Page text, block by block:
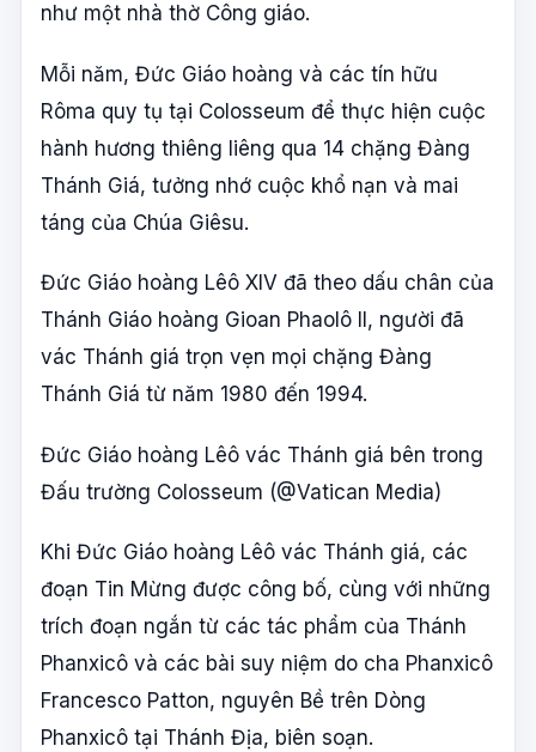
như một nhà thờ Công giáo.
Mỗi năm, Đức Giáo hoàng và các tín hữu
Rôma quy tụ tại Colosseum để thực hiện cuộc
hành hương thiêng liêng qua 14 chặng Đàng
Thánh Giá, tưởng nhớ cuộc khổ nạn và mai
táng của Chúa Giêsu.
Đức Giáo hoàng Lêô XIV đã theo dấu chân của
Thánh Giáo hoàng Gioan Phaolô II, người đã
vác Thánh giá trọn vẹn mọi chặng Đàng
Thánh Giá từ năm 1980 đến 1994.
Đức Giáo hoàng Lêô vác Thánh giá bên trong
Đấu trường Colosseum (@Vatican Media)
Khi Đức Giáo hoàng Lêô vác Thánh giá, các
đoạn Tin Mừng được công bố, cùng với những
trích đoạn ngắn từ các tác phẩm của Thánh
Phanxicô và các bài suy niệm do cha Phanxicô
Francesco Patton, nguyên Bề trên Dòng
Phanxicô tại Thánh Địa, biên soạn.